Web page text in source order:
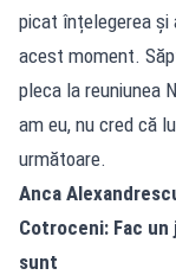
picat înțelegerea și
acest moment.
pleca la reuniunea
am eu, nu cred că
următoare.
Anca
Cotroceni: Fac
sunt